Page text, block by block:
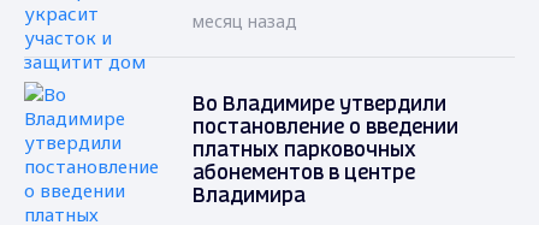
месяц назад
Во Владимире утвердили
постановление о введении
платных парковочных
абонементов в центре
Владимира